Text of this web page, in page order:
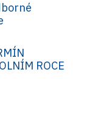
ROCE